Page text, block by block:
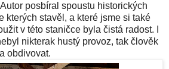
posbíral spoustu historických
kterých stavěl, a které jsme si také
v této staničce byla čistá radost. I
nikterak hustý provoz, tak člověk
obdivovat.